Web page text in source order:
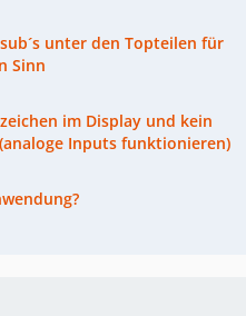
unter den Topteilen für
Sinn
im Display und kein
Inputs funktionieren)